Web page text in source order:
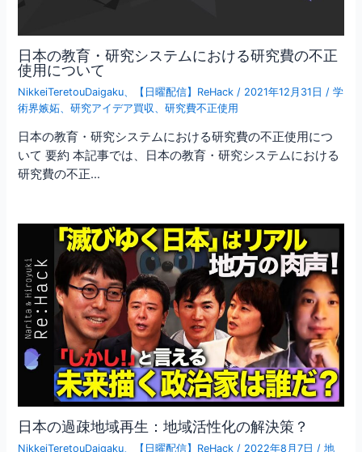
日本の教育・研究システムにおける研究費の不正
使用について
NikkeiTeretouDaigaku 【日曜配信】ReHack / 2021年12月31日 /学
術界嫉妬 、研究アイデア買収 、研究費不正使用
日本の教育・研究システムにおける研究費の不正使用につ
いて 要約 本記事では、日本の教育・研究システムにおける
研究費の不正…
日本の過疎地域再生：地域活性化の解決策？
NikkeiTeretouDaigaku、 【日曜配信】ReHack / 2022年8月7日 /地